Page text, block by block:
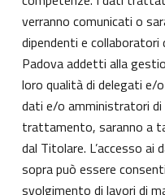
verranno comunicati o
dipendenti e collaboratori
Padova addetti alla
loro qualità di delegati e/
dati e/o amministratori
trattamento, saranno a
dal Titolare. L’accesso ai
sopra può essere
svolgimento di lavori di